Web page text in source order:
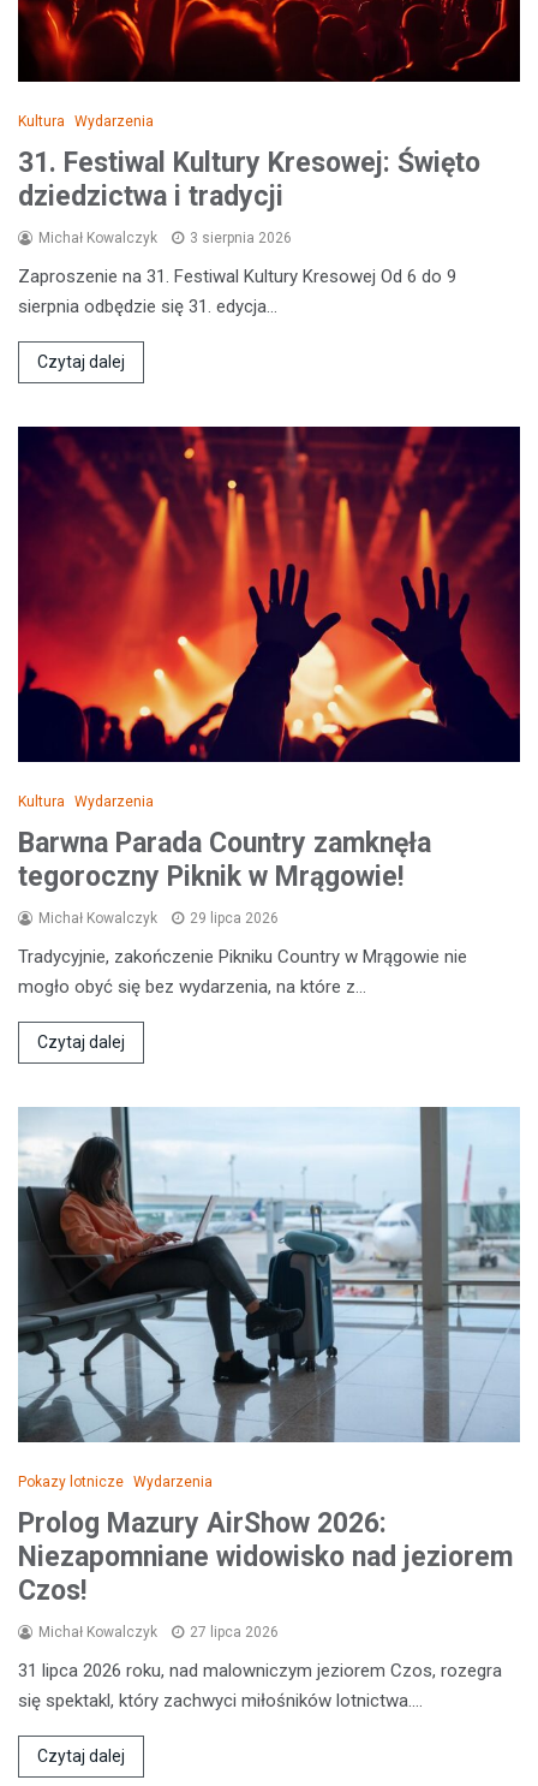
Kultura Wydarzenia
31. Festiwal Kultury Kresowej: Święto
dziedzictwa i tradycji
Michał Kowalczyk 3 sierpnia 2026
Zaproszenie na 31. Festiwal Kultury Kresowej Od 6 do 9
sierpnia odbędzie się 31. edycja…
Czytaj dalej
Kultura Wydarzenia
Barwna Parada Country zamknęła
tegoroczny Piknik w Mrągowie!
Michał Kowalczyk 29 lipca 2026
Tradycyjnie, zakończenie Pikniku Country w Mrągowie nie
mogło obyć się bez wydarzenia, na które z…
Czytaj dalej
Pokazy lotnicze Wydarzenia
Prolog Mazury AirShow 2026:
Niezapomniane widowisko nad jeziorem
Czos!
Michał Kowalczyk 27 lipca 2026
31 lipca 2026 roku, nad malowniczym jeziorem Czos, rozegra
się spektakl, który zachwyci miłośników lotnictwa.…
Czytaj dalej